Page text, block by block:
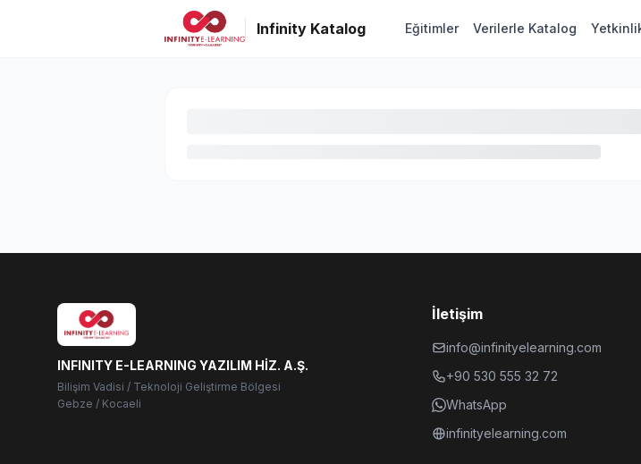
Infinity Katalog Eğitimler Verilerle Katalog
INFINITY E-LEARNING YAZILIM HİZ. A.Ş.
Bilişim Vadisi / Teknoloji Geliştirme Bölgesi
Gebze / Kocaeli
İletişim
info@infinityelearning.com
+90 530 555 32 72
WhatsApp
infinityelearning.com